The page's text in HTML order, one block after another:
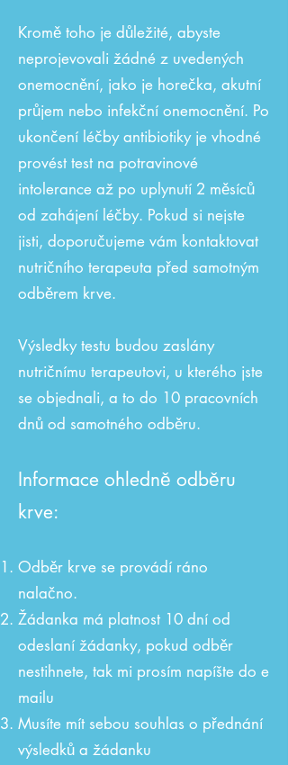
Kromě toho je důležité, abyste
neprojevovali žádné z uvedených
onemocnění, jako je horečka, akutní
průjem nebo infekční onemocnění. Po
ukončení léčby antibiotiky je vhodné
provést test na potravinové
intolerance až po uplynutí 2 měsíců
od zahájení léčby. Pokud si nejste
jisti, doporučujeme vám kontaktovat
nutričního terapeuta před samotným
odběrem krve.
Výsledky testu budou zaslány
nutričnímu terapeutovi, u kterého jste
se objednali, a to do 10 pracovních
dnů od samotného odběru.
Informace ohledně odběru
krve:
Odběr krve se provádí ráno
nalačno.
Žádanka má platnost 10 dní od
odeslaní žádanky, pokud odběr
nestihnete, tak mi prosím napíšte do e
mailu
Musíte mít sebou souhlas o přednání
výsledků a žádanku